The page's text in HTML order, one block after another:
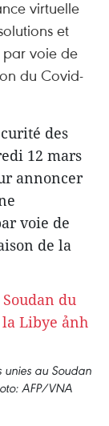
virtuelle
et
par voie de
du Covid-
des
12 mars
annoncer
voie de
de la
unies au Soudan
AFP/VNA